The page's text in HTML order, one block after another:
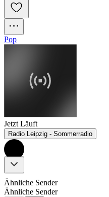
Pop
Jetzt Läuft
Radio Leipzig - Sommerradio
Ähnliche Sender
Ähnliche Sender